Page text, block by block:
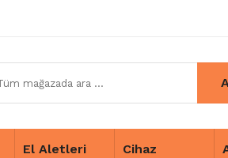
El Aletleri
Cihaz